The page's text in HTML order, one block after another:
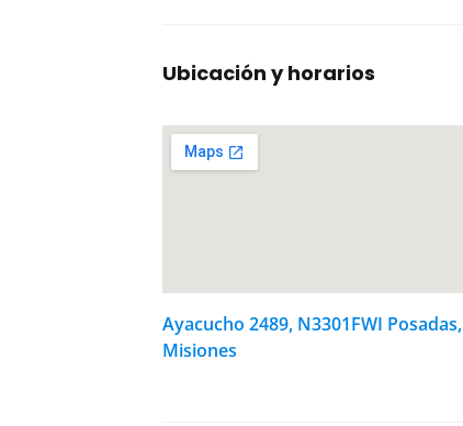
Ubicación y horarios
Ayacucho 2489, N3301FWI Posadas,
Misiones